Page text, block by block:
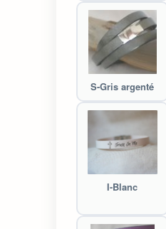
S-Gris argenté
I-Blanc